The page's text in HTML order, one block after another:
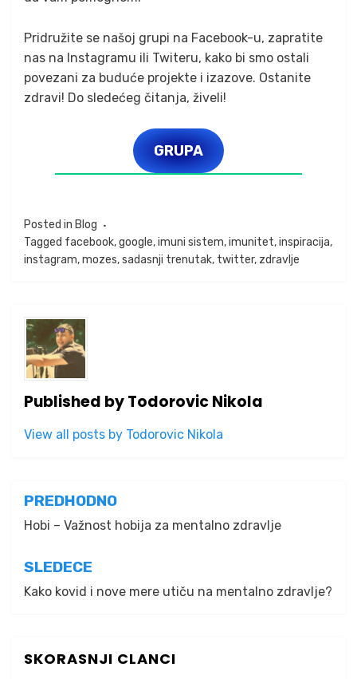
Pridružite se našoj grupi na Facebook-u, zapratite
nas na Instagramu ili Twiteru, kako bi smo ostali
povezani za buduće projekte i izazove. Ostanite
zdravi! Do sledećeg čitanja, živeli!
GRUPA
Posted in Blog
Tagged facebook,google,imuni sistem,imunitet,inspiracija,
instagram,mozes,sadasnji trenutak, twitter, zdravlje
Published byTodorovic Nikola
View all posts by Todorovic Nikola
Kretanje
članka
PREDHODNO
Hobi – Važnost hobija za mentalno zdravlje
SLEDECE
Kako kovid i nove mere utiču na mentalno zdravlje?
SKORASNJI CLANCI